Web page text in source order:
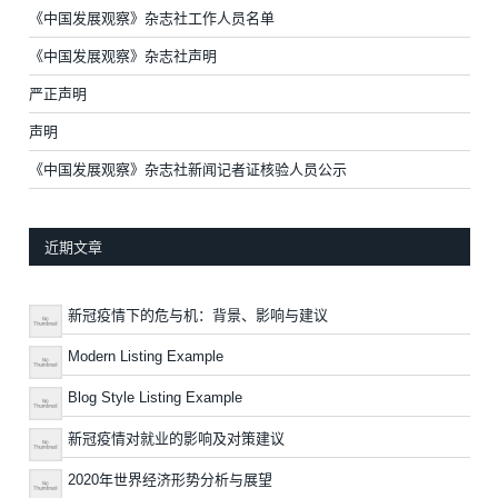
《中国发展观察》杂志社工作人员名单
《中国发展观察》杂志社声明
严正声明
声明
《中国发展观察》杂志社新闻记者证核验人员公示
近期文章
新冠疫情下的危与机：背景、影响与建议
Modern Listing Example
Blog Style Listing Example
新冠疫情对就业的影响及对策建议
2020年世界经济形势分析与展望